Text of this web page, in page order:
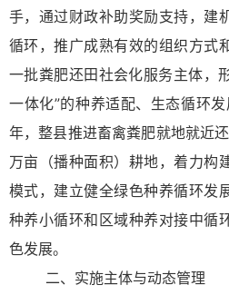
手，通过财政补助奖励支持，建
循环，推广成熟有效的组织方式
一批粪肥还田社会化服务主体，
一体化”的种养适配、生态循环
年，整县推进畜禽粪肥就地就近
万亩（播种面积）耕地，着力构
模式，建立健全绿色种养循环发
种养小循环和区域种养对接中循
色发展。
二、实施主体与动态管理